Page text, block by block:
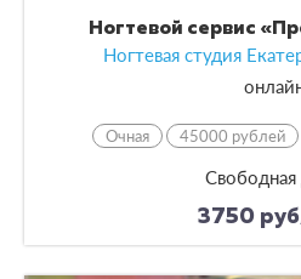
Ногтевой сервис
Ногтевая студия
Очная 45000 рублей
Свободная
3750